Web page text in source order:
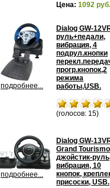
Цена: 1092 руб.
подробнее...
Dialog GW-
руль+педали,
вибрация, 4
подрул.кнопки
прогр.кнопок,2
режима
работы,USB.
(голосов: 15)
подробнее...
Dialog GW-
Grand
джойстик-
вибрация, 10
кнопок,
присоски, USB.